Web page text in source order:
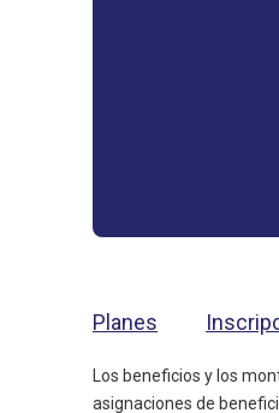
Planes
Los beneficios y los
asignaciones de